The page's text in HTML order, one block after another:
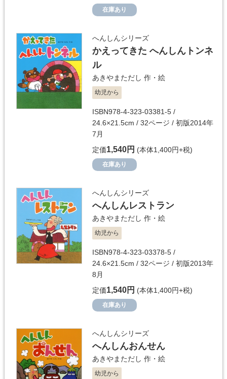
在庫あり
へんしんシリーズ
かえってきた へんしんトンネ
ル
あきやまただし 作・絵
幼児から
ISBN978-4-323-03381-5 /
24.6×21.5cm / 32ページ / 初版2014年
7月
定価1,540円 (本体1,400円+税)
在庫あり
へんしんシリーズ
へんしんレストラン
あきやまただし 作・絵
幼児から
ISBN978-4-323-03378-5 /
24.6×21.5cm / 32ページ / 初版2013年
8月
定価1,540円 (本体1,400円+税)
在庫あり
へんしんシリーズ
へんしんおんせん
あきやまただし 作・絵
幼児から